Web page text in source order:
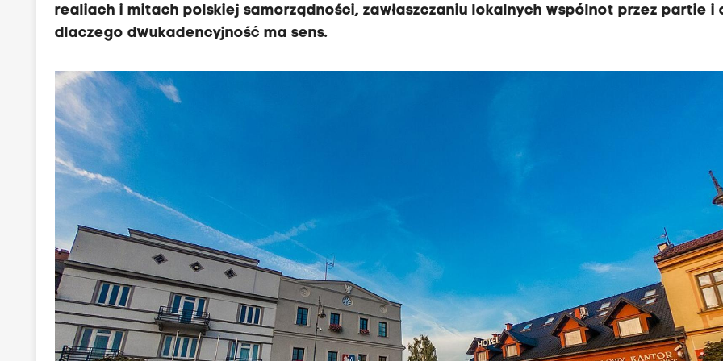
realiach i mitach polskiej samorządności, zawłaszczaniu lokalnych wspólnot przez partie i
dlaczego dwukadencyjność ma sens.